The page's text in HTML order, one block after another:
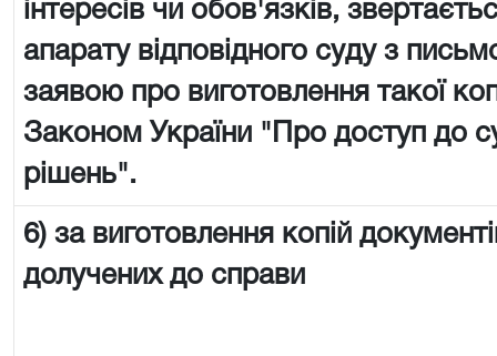
інтересів чи обов'язків,
апарату відповідного суду з
заявою про виготовлення такої
Законом України "Про доступ до
рішень".
6) за виготовлення копій
долучених до справи